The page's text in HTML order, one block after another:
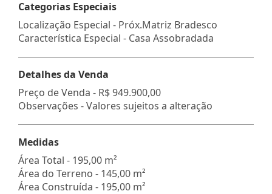
Categorias Especiais
Localização Especial - Próx.Matriz Bradesco
Característica Especial - Casa Assobradada
Detalhes da Venda
Preço de Venda - R$ 949.900,00
Observações - Valores sujeitos a alteração
Medidas
Área Total - 195,00 m²
Área do Terreno - 145,00 m²
Área Construída - 195,00 m²